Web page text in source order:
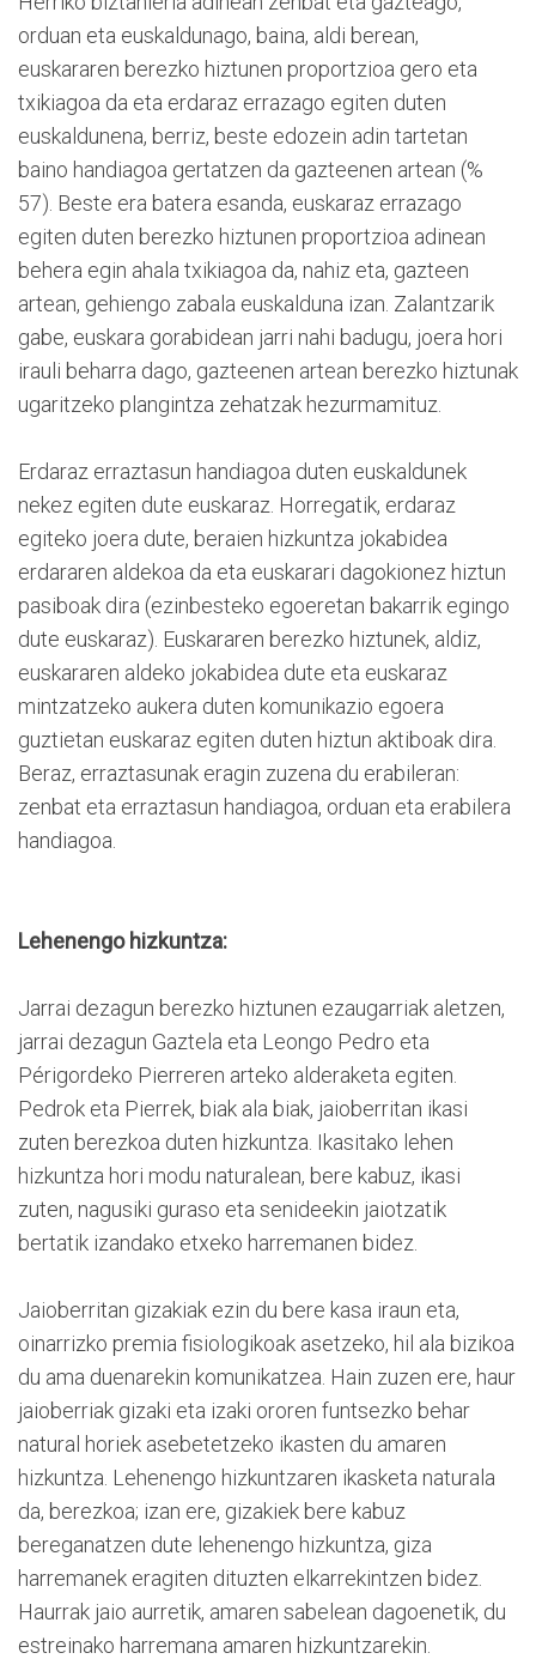
orduan eta euskaldunago, baina, aldi berean,
euskararen berezko hiztunen proportzioa gero eta
txikiagoa da eta erdaraz errazago egiten duten
euskaldunena, berriz, beste edozein adin tartetan
baino handiagoa gertatzen da gazteenen artean (%
57). Beste era batera esanda, euskaraz errazago
egiten duten berezko hiztunen proportzioa adinean
behera egin ahala txikiagoa da, nahiz eta, gazteen
artean, gehiengo zabala euskalduna izan. Zalantzarik
gabe, euskara gorabidean jarri nahi badugu, joera hori
irauli beharra dago, gazteenen artean berezko hiztunak
ugaritzeko plangintza zehatzak hezurmamituz.
Erdaraz erraztasun handiagoa duten euskaldunek
nekez egiten dute euskaraz. Horregatik, erdaraz
egiteko joera dute, beraien hizkuntza jokabidea
erdararen aldekoa da eta euskarari dagokionez hiztun
pasiboak dira (ezinbesteko egoeretan bakarrik egingo
dute euskaraz). Euskararen berezko hiztunek, aldiz,
euskararen aldeko jokabidea dute eta euskaraz
mintzatzeko aukera duten komunikazio egoera
guztietan euskaraz egiten duten hiztun aktiboak dira.
Beraz, erraztasunak eragin zuzena du erabileran:
zenbat eta erraztasun handiagoa, orduan eta erabilera
handiagoa.
Lehenengo hizkuntza:
Jarrai dezagun berezko hiztunen ezaugarriak aletzen,
jarrai dezagun Gaztela eta Leongo Pedro eta
Périgordeko Pierreren arteko alderaketa egiten.
Pedrok eta Pierrek, biak ala biak, jaioberritan ikasi
zuten berezkoa duten hizkuntza. Ikasitako lehen
hizkuntza hori modu naturalean, bere kabuz, ikasi
zuten, nagusiki guraso eta senideekin jaiotzatik
bertatik izandako etxeko harremanen bidez.
Jaioberritan gizakiak ezin du bere kasa iraun eta,
oinarrizko premia fisiologikoak asetzeko, hil ala bizikoa
du ama duenarekin komunikatzea. Hain zuzen ere, haur
jaioberriak gizaki eta izaki ororen funtsezko behar
natural horiek asebetetzeko ikasten du amaren
hizkuntza. Lehenengo hizkuntzaren ikasketa naturala
da, berezkoa; izan ere, gizakiek bere kabuz
bereganatzen dute lehenengo hizkuntza, giza
harremanek eragiten dituzten elkarrekintzen bidez.
Haurrak jaio aurretik, amaren sabelean dagoenetik, du
estreinako harremana amaren hizkuntzarekin.